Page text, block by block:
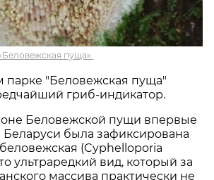
пуща».
парке "Беловежская пуща"
гриб-индикатор.
Беловежской пущи впервые
была зафиксирована
(Cyphelloporia
ультраредкий вид, который за
массива практически не